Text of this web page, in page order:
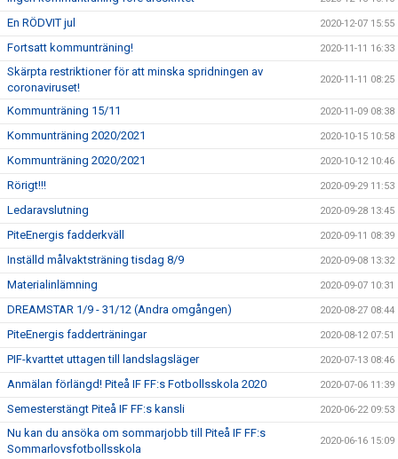
En RÖDVIT jul 2020-12-07 15:55
Fortsatt kommunträning! 2020-11-11 16:33
Skärpta restriktioner för att minska spridningen av
coronaviruset!
2020-11-11 08:25
Kommunträning 15/11 2020-11-09 08:38
Kommunträning 2020/2021 2020-10-15 10:58
Kommunträning 2020/2021 2020-10-12 10:46
Rörigt!!! 2020-09-29 11:53
Ledaravslutning 2020-09-28 13:45
PiteEnergis fadderkväll 2020-09-11 08:39
Inställd målvaktsträning tisdag 8/9 2020-09-08 13:32
Materialinlämning 2020-09-07 10:31
DREAMSTAR 1/9 - 31/12 (Andra omgången) 2020-08-27 08:44
PiteEnergis fadderträningar 2020-08-12 07:51
PIF-kvarttet uttagen till landslagsläger 2020-07-13 08:46
Anmälan förlängd! Piteå IF FF:s Fotbollsskola 2020 2020-07-06 11:39
Semesterstängt Piteå IF FF:s kansli 2020-06-22 09:53
Nu kan du ansöka om sommarjobb till Piteå IF FF:s
Sommarlovsfotbollsskola
2020-06-16 15:09